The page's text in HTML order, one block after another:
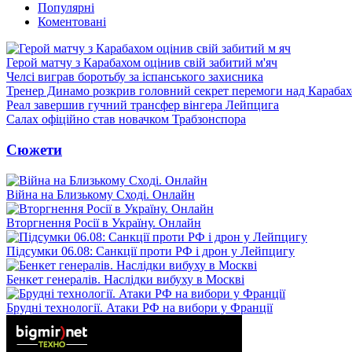
Популярні
Коментовані
Герой матчу з Карабахом оцінив свій забитий м'яч
Челсі виграв боротьбу за іспанського захисника
Тренер Динамо розкрив головний секрет перемоги над
Реал завершив гучний трансфер вінгера Лейпцига
Салах офіційно став новачком Трабзонспора
Сюжети
Війна на Близькому Сході. Онлайн
Вторгнення Росії в Україну. Онлайн
Підсумки 06.08: Санкції проти РФ і дрон у Лейпцигу
Бенкет генералів. Наслідки вибуху в Москві
Брудні технології. Атаки РФ на вибори у Франції